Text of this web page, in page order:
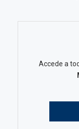
Accede a